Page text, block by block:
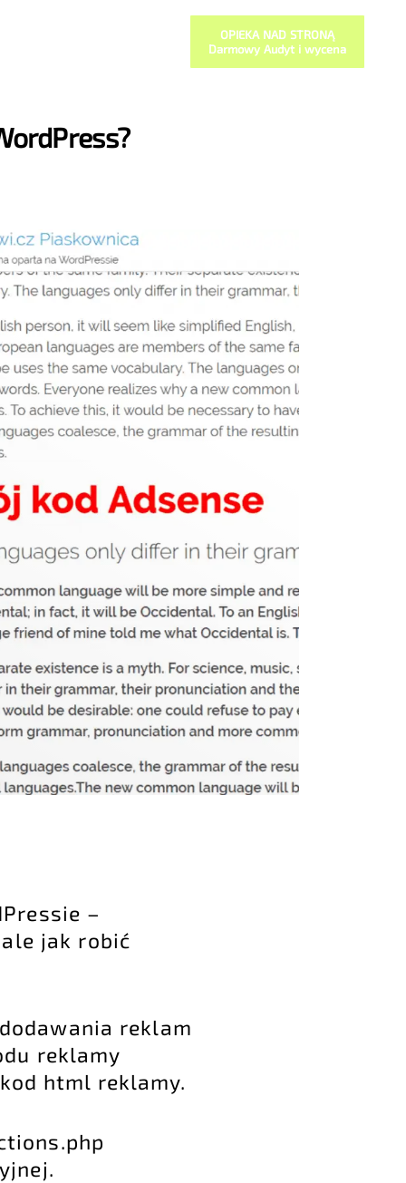
OPIEKA NAD STRONĄ
Darmowy Audyt i wycena
–
jak robić
reklam
reklamy
html reklamy.